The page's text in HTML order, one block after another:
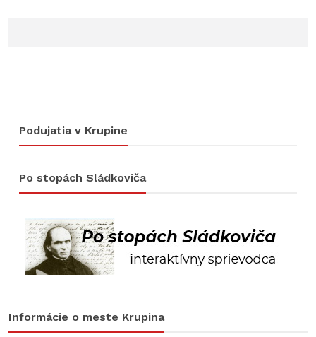
Podujatia v Krupine
Po stopách Sládkoviča
Informácie o meste Krupina